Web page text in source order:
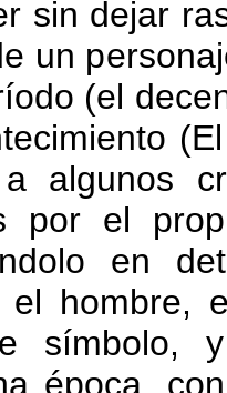
sin dejar
un
(el
algunos
por el
en
el hombre,
símbolo,
época,